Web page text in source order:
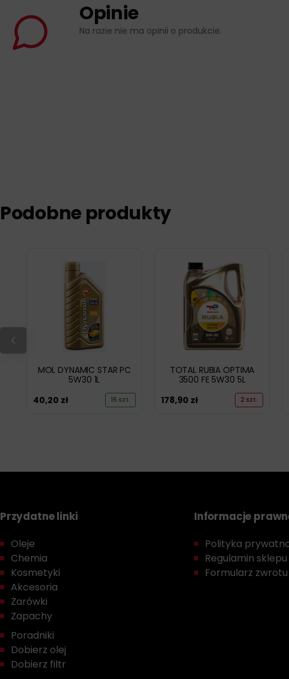
Opinie
Na razie nie ma opinii o produkcie.
Podobne produkty
MOL DYNAMIC STAR PC
5W30 1L
40,20 zł 15 szt.
TOTAL RUBIA OPTIMA
3500 FE 5W30 5L
178,90 zł 2 szt.
Przydatne linki
Oleje
Chemia
Kosmetyki
Akcesoria
Żarówki
Zapachy
Poradniki
Dobierz olej
Dobierz filtr
Informacje
Polityka
Regulamin sklepu
Formularz